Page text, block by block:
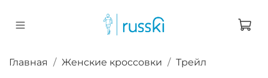
Главная Женские кроссовки Трейл